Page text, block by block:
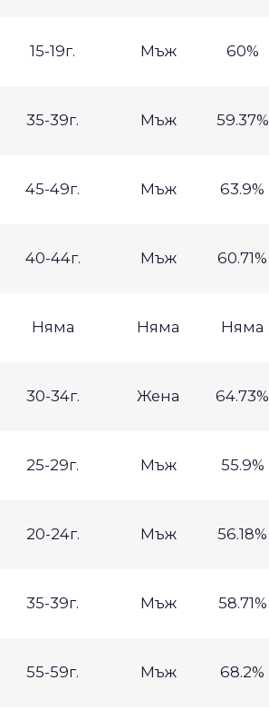
15-19г. Мъж 60%
35-39г. Мъж 59.37%
45-49г. Мъж 63.9%
40-44г. Мъж 60.71%
Няма Няма Няма
30-34г. Жена 64.73%
25-29г. Мъж 55.9%
20-24г. Мъж 56.18%
35-39г. Мъж 58.71%
55-59г. Мъж 68.2%